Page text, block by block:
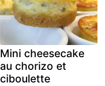
Mini cheesecake
au chorizo et
ciboulette